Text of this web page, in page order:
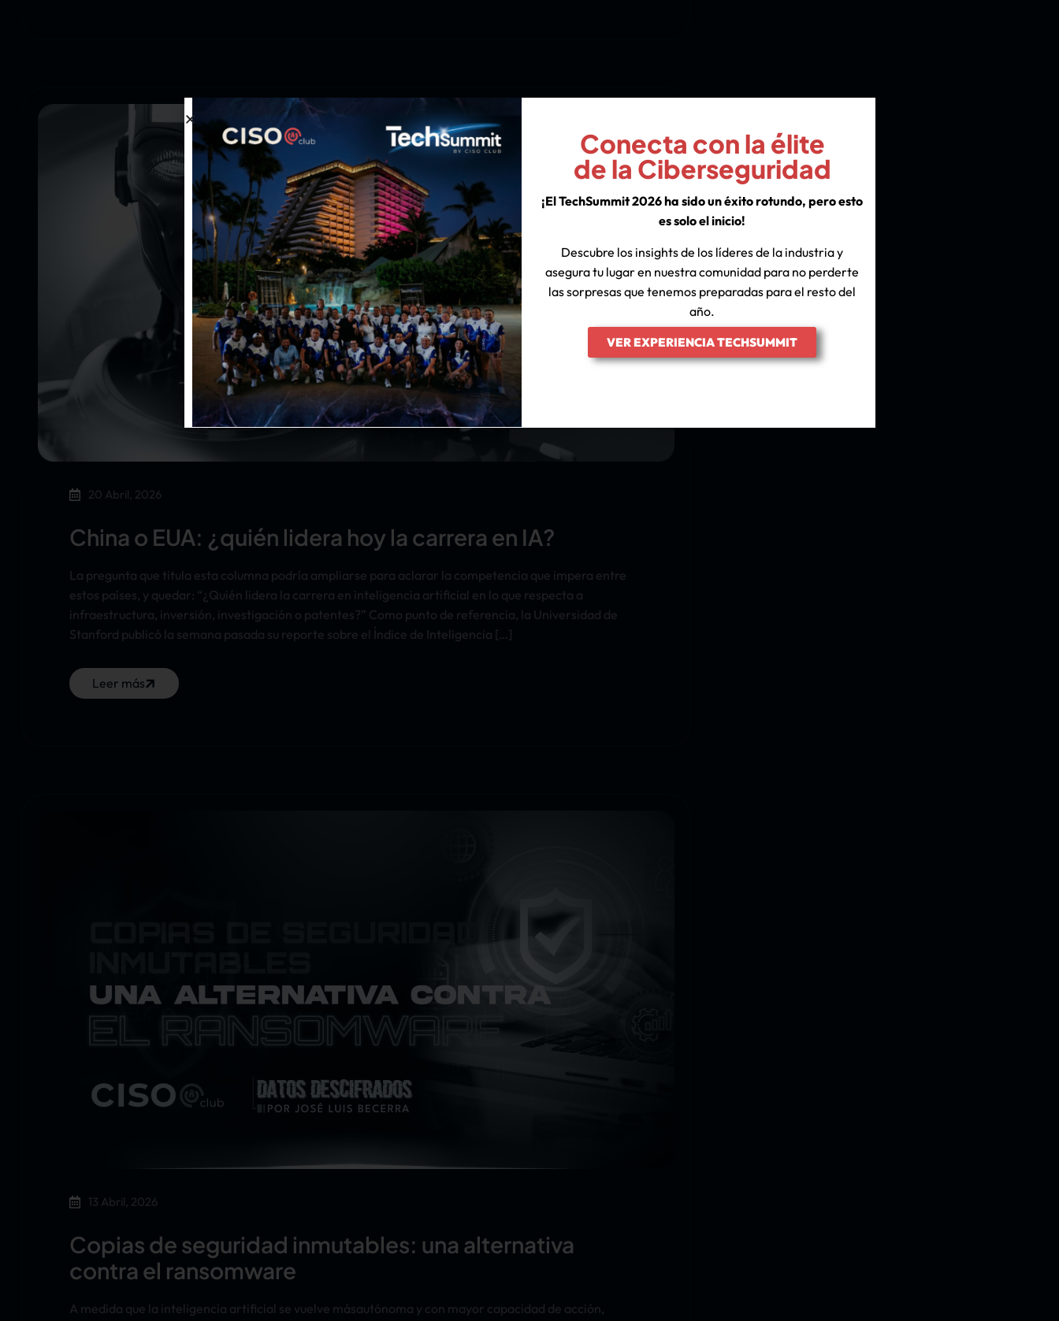
20 Abril, 2026
China o EUA: ¿quién lidera hoy la carrera en IA?
La pregunta que titula esta columna podría ampliarse para aclarar la competencia que impera entre
estos países, y quedar: “¿Quién lidera la carrera en inteligencia artificial en lo que respecta a
infraestructura, inversión, investigación o patentes?” Como punto de referencia, la Universidad de
Stanford publicó la semana pasada su reporte sobre el Índice de Inteligencia […]
Leer más
13 Abril, 2026
Copias de seguridad inmutables: una alternativa
contra el ransomware
A medida que la inteligencia artificial se vuelve másautónoma y con mayor capacidad de acción,
Conecta con la élite
de la Ciberseguridad
¡El TechSummit 2026 ha sido un éxito rotundo, pero esto
es solo el inicio!
Descubre los insights de los líderes de la industria y
asegura tu lugar en nuestra comunidad para no perderte
las sorpresas que tenemos preparadas para el resto del
año.
VER EXPERIENCIA TECHSUMMIT